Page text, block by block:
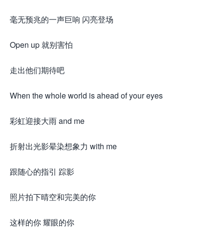
毫无预兆的一声巨响 闪亮登场
Open up 就别害怕
走出他们期待吧
When the whole world is ahead of your eyes
彩虹迎接大雨 and me
折射出光影晕染想象力 with me
跟随心的指引 踪影
照片拍下晴空和完美的你
这样的你 耀眼的你